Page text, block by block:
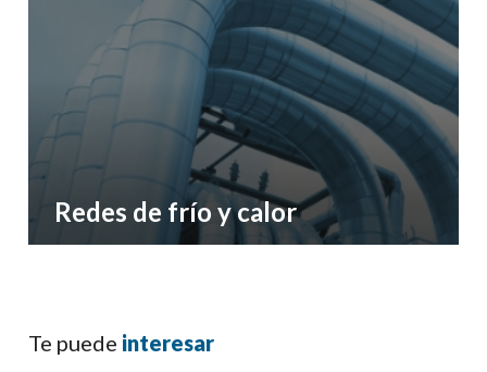
Apostamos por la movilidad sostenible, en nuestro
propósito de lograr territorios más sostenibles,
infraestructuras más competitivas e industrias más
eficientes
Redes de frío y calor
Desarrollamos infraestructuras que permiten abastecer
Te puede interesar